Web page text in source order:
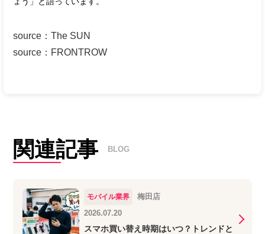
source ：The SUN
source ： FRONTROW
関連記事 BLOG
モバイル業界
梅田店
2026.07.20
スマホ買い替え時期はいつ？トレンドと